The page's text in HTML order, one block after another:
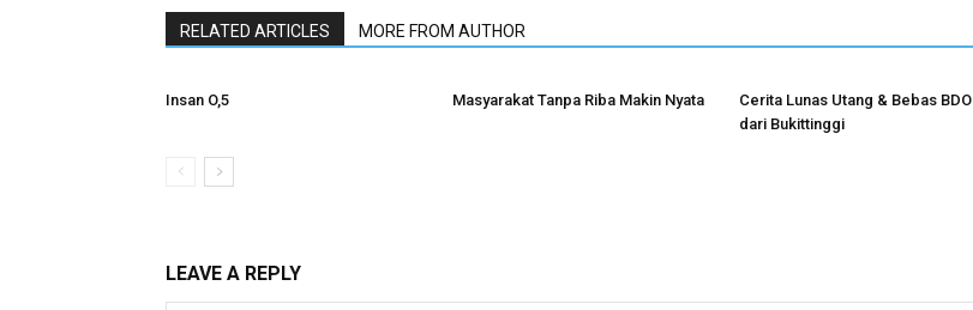
RELATED ARTICLES MORE FROM AUTHOR
Insan O,5 Masyarakat Tanpa Riba Makin Nyata
Cerita Lunas Utang & Bebas BDO
dari Bukittinggi
LEAVE A REPLY